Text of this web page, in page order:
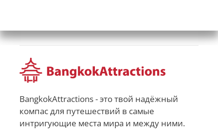
BangkokAttractions - это твой надёжный
компас для путешествий в самые
интригующие места мира и между ними.